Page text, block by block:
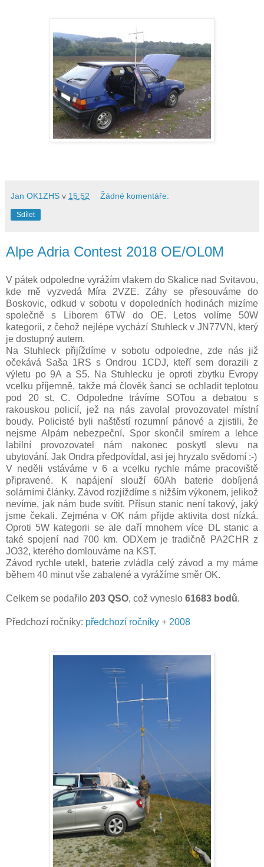
Jan OK1ZHS v 15:52 Žádné komentáře:
Sdílet
Alpe Adria Contest 2018 OE/OL0M
V pátek odpoledne vyrážím vlakem do Skalice nad Svitavou,
kde mě vyzvedá Míra 2VZE. Záhy se přesouváme do
Boskovic, odkud v sobotu v dopoledních hodinách mizíme
společně s Liborem 6TW do OE. Letos volíme 50W
kategorii, z čehož nejlépe vychází Stuhleck v JN77VN, který
je dostupný autem.
Na Stuhleck přijíždíme v sobotu odpoledne, zde nás již
očekává Saša 1RS s Ondrou 1CDJ, kteří sem dorazili z
výletu po 9A a S5. Na Stuhlecku je oproti zbytku Evropy
vcelku příjemně, takže má člověk šanci se ochladit teplotou
pod 20 st. C. Odpoledne trávíme SOTou a debatou s
rakouskou policií, jež na nás zavolal provozovatel místní
boudy. Policisté byli naštěstí rozumní pánové a zjistili, že
nejsme Alpám nebezpeční. Spor skončil smírem a lehce
labilní provozovatel nám nakonec poskytl slevu na
ubytování. Jak Ondra předpovídal, asi jej hryzalo svědomí :-)
V neděli vstáváme v 6 a vcelku rychle máme pracoviště
připravené. K napájení slouží 60Ah baterie dobíjená
solárními články. Závod rozjíždíme s nižším výkonem, jelikož
nevíme, jak nám bude svítit. Přísun stanic není takový, jaký
jsme čekali. Zejména v OK nám přijde aktivita dost nízká.
Oproti 5W kategorii se ale daří mnohem více DL stanic a
také spojení nad 700 km. ODXem je tradičně PA2CHR z
JO32, kterého domlouváme na KST.
Závod rychle utekl, baterie zvládla celý závod a my máme
během 40 minut vše zabalené a vyrážíme směr OK.
Celkem se podařilo 203 QSO, což vyneslo 61683 bodů.
Předchozí ročníky: předchozí ročníky + 2008